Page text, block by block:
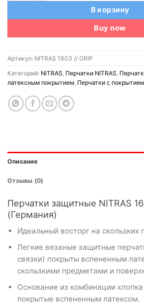
В корзину
Buy now
Артикул: NITRAS 1603 // GRIP
Категорий: NITRAS, Перчатки NITRAS,
латексным покрытием, Перчатки с покрытием
Описание
Отзывы (0)
Перчатки защитные NITRAS
(Германия)
Идеальный восторг на скользких
Легкие вязаные защитные
связки) покрыты вспененным
скользкими предметами и
Основание из комбинации
покрытые вспененным латексом.